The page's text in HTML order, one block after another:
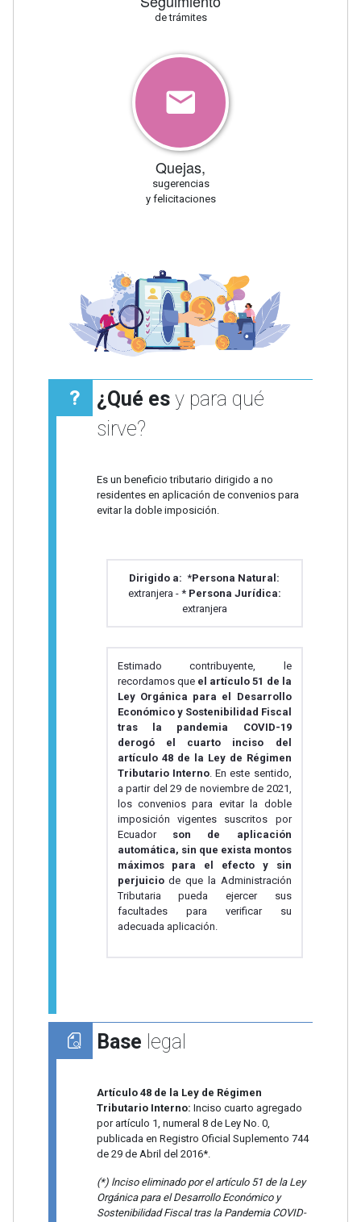
de trámites
Quejas,
sugerencias
y felicitaciones
¿Qué esy para qué
sirve?
Es un beneficio tributario dirigido a no
residentes en aplicación de convenios para
evitar la doble imposición.
Dirigido a: *Persona Natural:
extranjera - * Persona Jurídica:
extranjera
Estimado contribuyente, le
recordamos que el artículo 51 de la
Ley Orgánica para el Desarrollo
Económico y Sostenibilidad Fiscal
tras la pandemia COVID-19
derogó el cuarto inciso del
artículo 48 de la Ley de Régimen
Tributario Interno. En este sentido,
a partir del 29 de noviembre de 2021,
los convenios para evitar la doble
imposición vigentes suscritos por
Ecuador son de aplicación
automática, sin que exista montos
máximos para el efecto y sin
perjuiciode que la Administración
Tributaria pueda ejercer sus
facultades para verificar su
adecuada aplicación.
Base legal
Artículo 48 de la Ley de Régimen
Tributario Interno: Inciso cuarto agregado
por artículo 1, numeral 8 de Ley No. 0,
publicada en Registro Oficial Suplemento 744
de 29 de Abril del 2016*.
(*) lnciso eliminado por el artículo 51 de la Ley
Orgánica para el Desarrollo Económico y
Sostenibilidad Fiscal tras la Pandemia COVID-